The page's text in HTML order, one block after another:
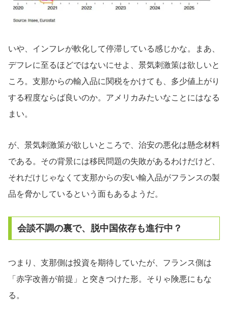
いや、インフレが軟化して停滞している感じかな。まあ、
デフレに至るほどではないにせよ、景気刺激策は欲しいと
ころ。支那からの輸入品に関税をかけても、多少値上がり
する程度ならば良いのか。アメリカみたいなことにはなる
まい。
が、景気刺激策が欲しいところで、治安の悪化は懸念材料
である。その背景には移民問題の失敗があるわけだけど、
それだけじゃなくて支那からの安い輸入品がフランスの製
品を脅かしているという面もあるようだ。
会談不調の裏で、脱中国依存も進行中？
つまり、支那側は投資を期待していたが、フランス側は
「赤字改善が前提」と突きつけた形。そりゃ険悪にもな
る。